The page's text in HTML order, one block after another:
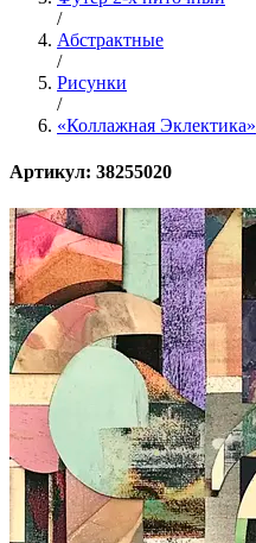
/
Абстрактные
/
Рисунки
/
«Коллажная Эклектика»
Артикул: 38255020